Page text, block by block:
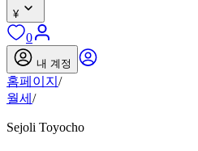
¥
0
내 계정
홈페이지 /
월세 /
Sejoli Toyocho